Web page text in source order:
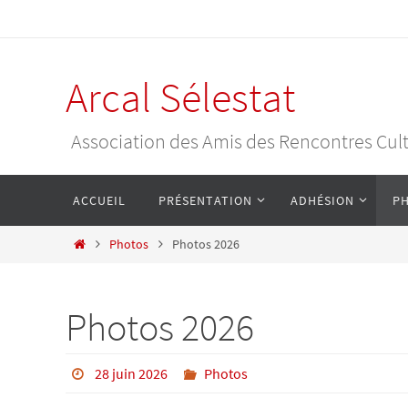
Arcal Sélestat
Association des Amis des Rencontres
le
ACCUEIL PRÉSENTATION ADHÉSION
HomePhotos Photos 2026
Photos 2026
28 juin 2026 Photos